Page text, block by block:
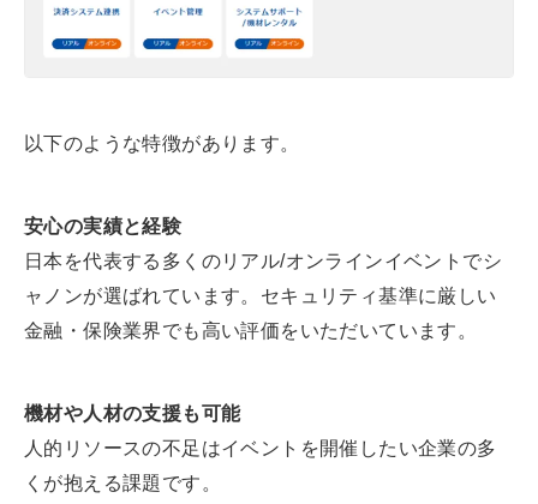
以下のような特徴があります。
安心の実績と経験
日本を代表する多くのリアル/オンラインイベントでシ
ャノンが選ばれています。セキュリティ基準に厳しい
金融・保険業界でも高い評価をいただいています。
機材や人材の支援も可能
人的リソースの不足はイベントを開催したい企業の多
くが抱える課題です。